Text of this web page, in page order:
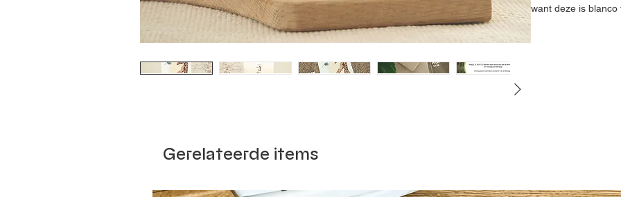
want deze is
Gerelateerde items